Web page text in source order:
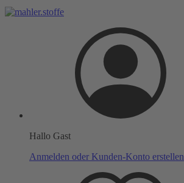
Hallo Gast
Anmelden oder Kunden-Konto erstellen